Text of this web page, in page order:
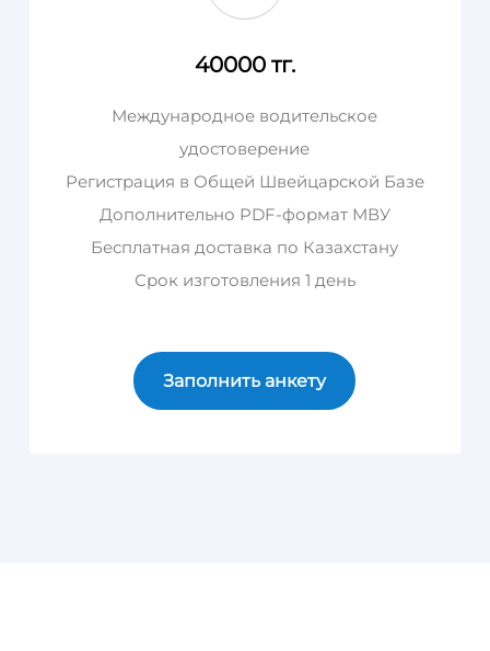
40000 тг.
Международное водительское
удостоверение
Регистрация в Общей Швейцарской Базе
Дополнительно PDF-формат МВУ
Бесплатная доставка по Казахстану
Срок изготовления 1 день
Заполнить анкету